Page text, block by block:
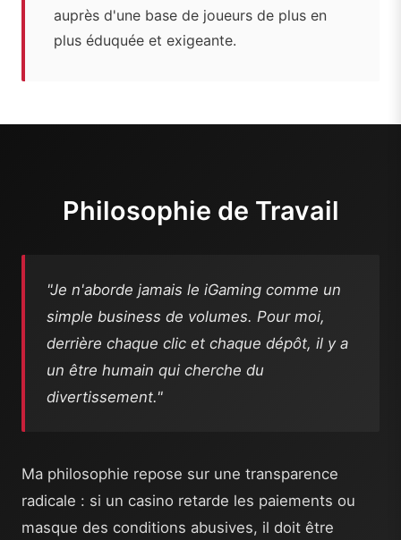
auprès d'une base de joueurs de plus en
plus éduquée et exigeante.
Philosophie de Travail
"Je n'aborde jamais le iGaming comme un
simple business de volumes. Pour moi,
derrière chaque clic et chaque dépôt, il y a
un être humain qui cherche du
divertissement."
Ma philosophie repose sur une transparence
radicale : si un casino retarde les paiements ou
masque des conditions abusives, il doit être